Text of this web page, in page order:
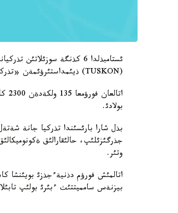
ئستامبذلدا 6 كذنگة
(TUSKON) ذيئمداستئرؤئمةن «تذركيا-الةمدئك ساؤدا كوپئرئ- 2010» اتتئ حالئقارالئق بيزنةس فورؤم وتؤدة.
بولادئ.
جذرگئزئلئپ، حالئقارالئق
وتئر.
اتالمئش فورؤم دذنيةءجذزئ بويئنشا
بيزنةس سامميتتئث ءبئرئ بولئپ